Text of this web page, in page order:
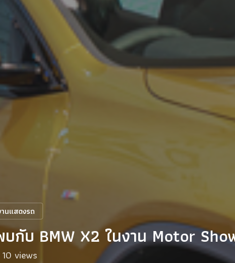
นแสดงรถ
กับ BMW X2 ในงาน Motor
10 views